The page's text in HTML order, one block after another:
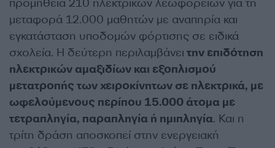
προμήθεια 210 ηλεκτρικών λεωφορείων για τη
μεταφορά 12.000 μαθητών με αναπηρία και
εγκατάσταση υποδομών φόρτισης σε ειδικά
σχολεία. Η δεύτερη περιλαμβάνει την επιδότηση
ηλεκτρικών αμαξιδίων και εξοπλισμού
μετατροπής των χειροκίνητων σε ηλεκτρικά, με
ωφελούμενους περίπου 15.000 άτομα με
τετραπληγία, παραπληγία ή ημιπληγία. Και η
τρίτη δράση αποσκοπεί στην ενεργειακή